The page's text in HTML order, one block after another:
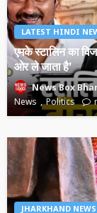
LATEST HINDI
एमके स्टालिन का
ओर ले जाता है’
News Box
News
Politics
JHARKHAND NEWS